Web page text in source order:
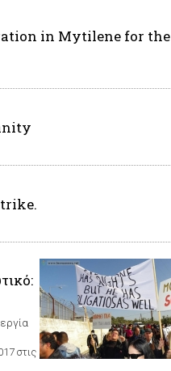
in Mytilene for the
στις